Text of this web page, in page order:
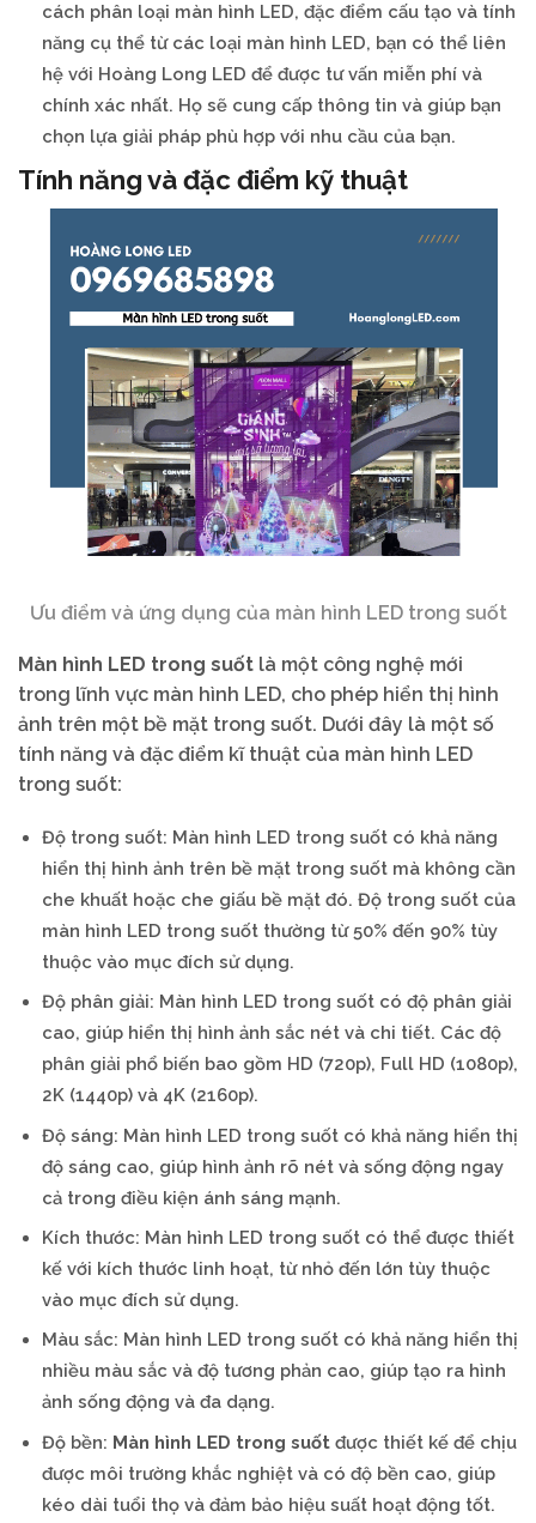
cách phân loại màn hình LED, đặc điểm cấu tạo và tính
năng cụ thể từ các loại màn hình LED, bạn có thể liên
hệ với Hoàng Long LED để được tư vấn miễn phí và
chính xác nhất. Họ sẽ cung cấp thông tin và giúp bạn
chọn lựa giải pháp phù hợp với nhu cầu của bạn.
Tính năng và đặc điểm kỹ thuật
Ưu điểm và ứng dụng của màn hình LED trong suốt
Màn hình LED trong suốt là một công nghệ mới
trong lĩnh vực màn hình LED, cho phép hiển thị hình
ảnh trên một bề mặt trong suốt. Dưới đây là một số
tính năng và đặc điểm kĩ thuật của màn hình LED
trong suốt:
Độ trong suốt: Màn hình LED trong suốt có khả năng
hiển thị hình ảnh trên bề mặt trong suốt mà không cần
che khuất hoặc che giấu bề mặt đó. Độ trong suốt của
màn hình LED trong suốt thường từ 50% đến 90% tùy
thuộc vào mục đích sử dụng.
Độ phân giải: Màn hình LED trong suốt có độ phân giải
cao, giúp hiển thị hình ảnh sắc nét và chi tiết. Các độ
phân giải phổ biến bao gồm HD (720p), Full HD (1080p),
2K (1440p) và 4K (2160p).
Độ sáng: Màn hình LED trong suốt có khả năng hiển thị
độ sáng cao, giúp hình ảnh rõ nét và sống động ngay
cả trong điều kiện ánh sáng mạnh.
Kích thước: Màn hình LED trong suốt có thể được thiết
kế với kích thước linh hoạt, từ nhỏ đến lớn tùy thuộc
vào mục đích sử dụng.
Màu sắc: Màn hình LED trong suốt có khả năng hiển thị
nhiều màu sắc và độ tương phản cao, giúp tạo ra hình
ảnh sống động và đa dạng.
Độ bền: Màn hình LED trong suốt được thiết kế để chịu
được môi trường khắc nghiệt và có độ bền cao, giúp
kéo dài tuổi thọ và đảm bảo hiệu suất hoạt động tốt.